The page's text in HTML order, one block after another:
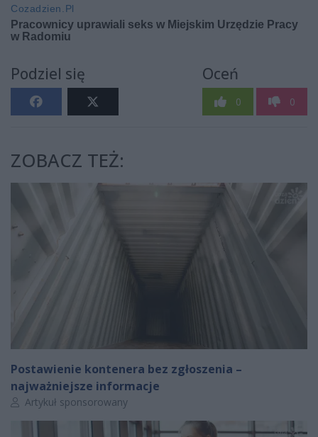
Podziel się Oceń
0 0
ZOBACZ TEŻ:
Postawienie kontenera bez zgłoszenia –
najważniejsze informacje
Autor artykułu:
Artykuł sponsorowany